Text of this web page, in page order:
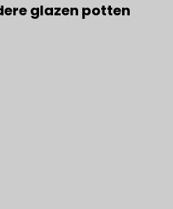
glazen potten